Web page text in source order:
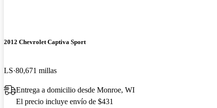
2012 Chevrolet Captiva Sport
LS 80,671 millas
Entrega a domicilio desde Monroe, WI
El precio incluye envío de $431